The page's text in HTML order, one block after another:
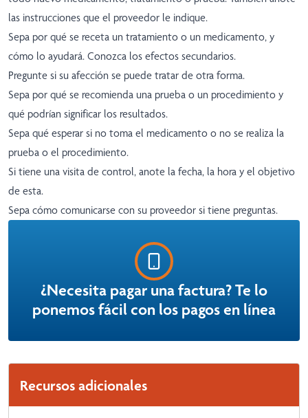
las instrucciones que el proveedor le indique.
Sepa por qué se receta un tratamiento o un medicamento, y
cómo lo ayudará. Conozca los efectos secundarios.
Pregunte si su afección se puede tratar de otra forma.
Sepa por qué se recomienda una prueba o un procedimiento y
qué podrían significar los resultados.
Sepa qué esperar si no toma el medicamento o no se realiza la
prueba o el procedimiento.
Si tiene una visita de control, anote la fecha, la hora y el objetivo
de esta.
Sepa cómo comunicarse con su proveedor si tiene preguntas.
¿Necesita pagar una factura? Te lo
ponemos fácil con los pagos en línea
Recursos adicionales